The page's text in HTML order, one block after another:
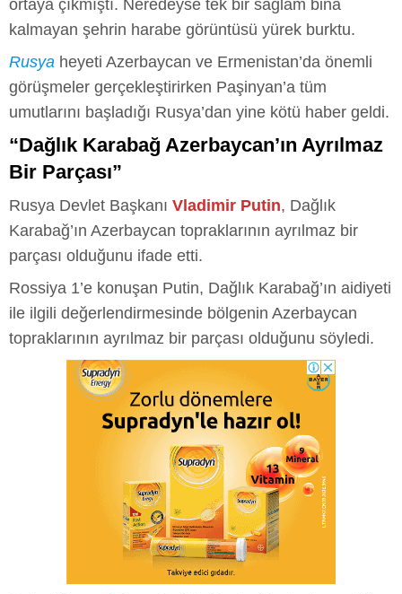
ortaya çıkmıştı. Neredeyse tek bir sağlam bina
kalmayan şehrin harabe görüntüsü yürek burktu.
Rusya heyeti Azerbaycan ve Ermenistan’da önemli
görüşmeler gerçekleştirirken Paşinyan’a tüm
umutlarını başladığı Rusya’dan yine kötü haber geldi.
“Dağlık Karabağ Azerbaycan’ın Ayrılmaz
Bir Parçası”
Rusya Devlet Başkanı Vladimir Putin, Dağlık
Karabağ’ın Azerbaycan topraklarının ayrılmaz bir
parçası olduğunu ifade etti.
Rossiya 1’e konuşan Putin, Dağlık Karabağ’ın aidiyeti
ile ilgili değerlendirmesinde bölgenin Azerbaycan
topraklarının ayrılmaz bir parçası olduğunu söyledi.